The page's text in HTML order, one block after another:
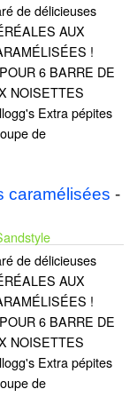
de délicieuses
AUX
!
6 BARRE DE
NOISETTES
Extra pépites
de
caramélisées -
de délicieuses
AUX
!
6 BARRE DE
NOISETTES
Extra pépites
de